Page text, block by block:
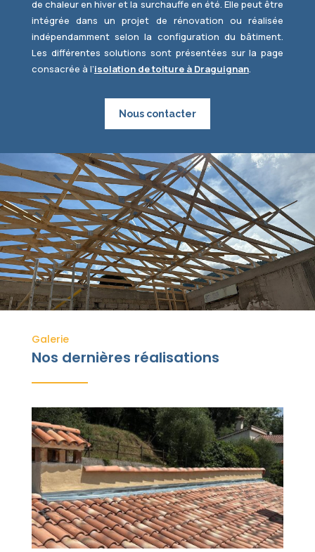
de chaleur en hiver et la surchauffe en été. Elle peut être
intégrée dans un projet de rénovation ou réalisée
indépendamment selon la configuration du bâtiment.
Les différentes solutions sont présentées sur la page
consacrée à l’isolation de toiture à Draguignan.
Nous contacter
Galerie
Nos dernières réalisations